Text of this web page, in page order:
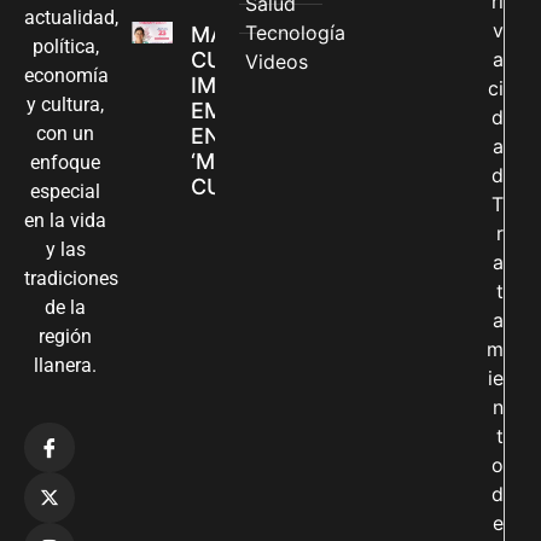
actualidad,
política,
economía
y cultura,
con un
enfoque
especial
en la vida
y las
tradiciones
de la
región
llanera.
MADRES
CUIDADORAS
IMPULSAN SUS
EMPRENDIMIENTOS
EN LA FERIA
‘MANOS QUE
CUIDAN Y CREAN’
Tecnología
Videos
v
a
ci
d
a
d
T
r
a
t
a
m
ie
n
t
o
d
e